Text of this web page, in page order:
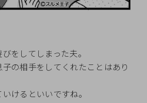
をしてしまった夫。
の相手をしてくれたことはあり
けるといいですね。